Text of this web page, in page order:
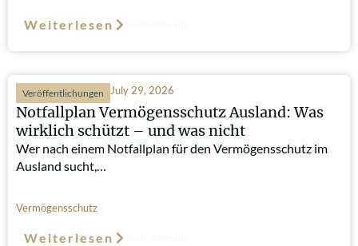
Weiterlesen
Veröffentlichungen July 29, 2026
Notfallplan Vermögensschutz Ausland: Was
wirklich schützt – und was nicht
Wer nach einem Notfallplan für den Vermögensschutz im
Ausland sucht,…
Vermögensschutz
Weiterlesen